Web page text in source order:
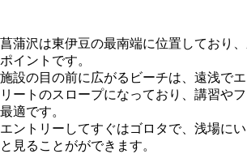
菖蒲沢は東伊豆の最南端に位置しており
ポイントです。
施設の目の前に広がるビーチは、遠浅で
リートのスロープになっており、講習や
最適です。
エントリーしてすぐはゴロタで、浅場に
と見ることがができます。